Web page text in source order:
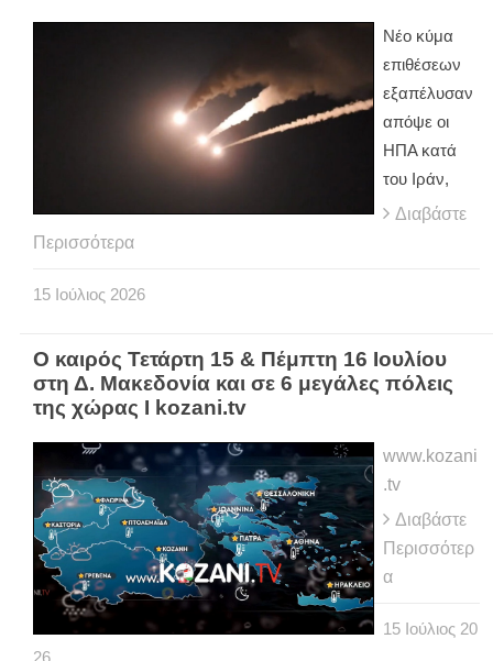
Νέο κύμα
επιθέσεων
εξαπέλυσαν
απόψε οι
ΗΠΑ κατά
του Ιράν,
Διαβάστε
Περισσότερα
15 Ιούλιος 2026
Ο καιρός Τετάρτη 15 & Πέμπτη 16 Ιουλίου
στη Δ. Μακεδονία και σε 6 μεγάλες πόλεις
της χώρας Ι kozani.tv
www.kozani
.tv
Διαβάστε
Περισσότερ
α
15 Ιούλιος 20
26